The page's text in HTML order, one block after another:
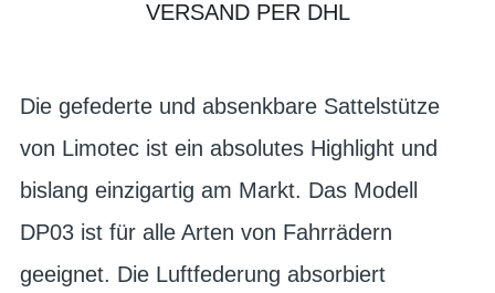
VERSAND PER DHL
Die gefederte und absenkbare Sattelstütze
von Limotec ist ein absolutes Highlight und
bislang einzigartig am Markt. Das Modell
DP03 ist für alle Arten von Fahrrädern
geeignet. Die Luftfederung absorbiert